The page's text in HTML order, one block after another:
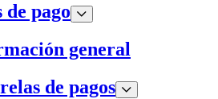
de pago
general
de pagos